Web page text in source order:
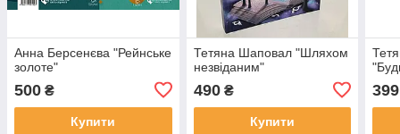
Анна Берсенєва "Рейнське
золоте"
500 ₴
Купити
Тетяна Шаповал "Шляхом
незвіданим"
490₴
Купити
399